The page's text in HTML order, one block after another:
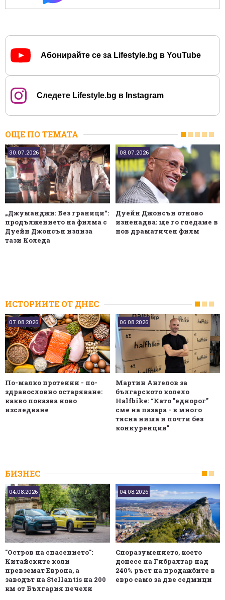
Абонирайте се за Lifestyle.bg в YouTube
Следете Lifestyle.bg в Instagram
ОЩЕ ПО ТЕМАТА
30.07.2026
„Джуманджи: Без граници“:
продължението на филма с
Дуейн Джонсън излиза
тази Коледа
08.07.2026
Дуейн Джонсън отново
изненадва: ще го гледаме в
нов драматичен филм
ИСТОРИИТЕ ОТ ДНЕС
07.08.2026
По-малко протеини - по-
здравословно остаряване:
какво показва ново
изследване
06.08.2026
Мартин Ангелов за
българското колело
Halfbike: “Като "еднорог"
сме на пазара - в много
тясна ниша и почти без
конкуренция"
БИЗНЕС
04.08.2026
"Остров на спасението":
Китайските коли
превземат Европа, а
заводът на Stellantis на 200
км от България печели
04.08.2026
Споразумението, което
донесе на Гибралтар над
240% ръст на продажбите в
евро само за две седмици